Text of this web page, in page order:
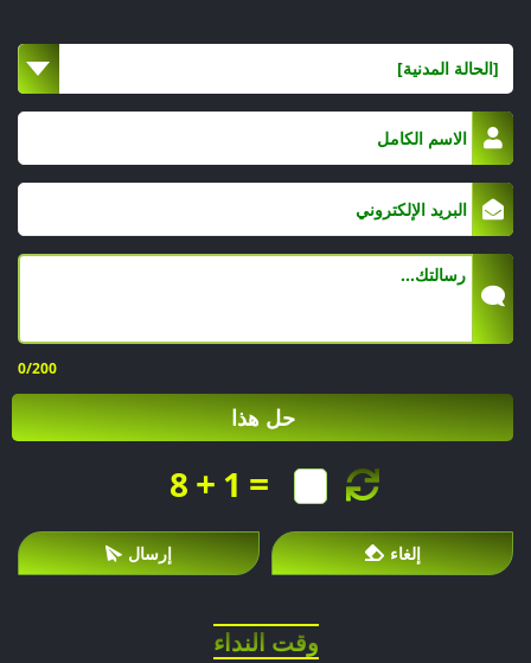
[الحالة المدنية]
0/200
حل هذا
8 + 1 =
إلغاء إرسال
وقت النداء